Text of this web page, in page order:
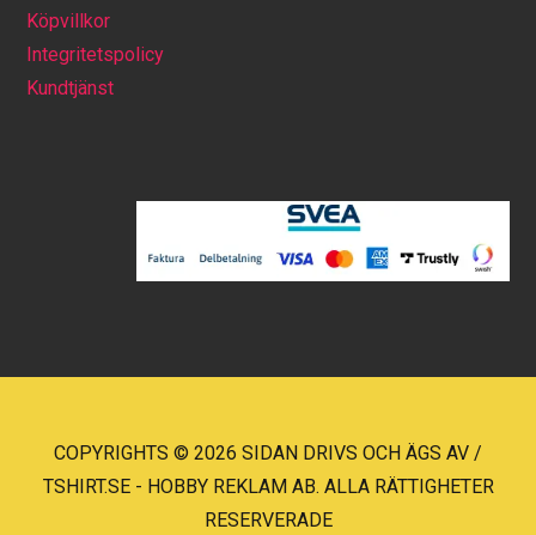
Köpvillkor
Integritetspolicy
Kundtjänst
COPYRIGHTS © 2026 SIDAN DRIVS OCH ÄGS AV /
TSHIRT.SE - HOBBY REKLAM AB. ALLA RÄTTIGHETER
RESERVERADE